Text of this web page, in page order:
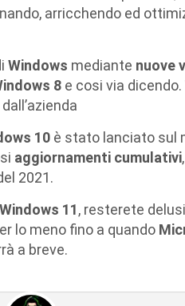
arricchendo ed
Windows mediante nuove
8 e cosi via dicendo.
10 è stato lanciato sul
aggiornamenti cumulativi,
2021.
Windows 11, resterete
lo meno fino a quando
a breve.